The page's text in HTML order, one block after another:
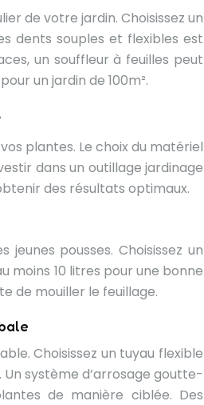
de votre jardin. Choisissez un
dents souples et flexibles est
un souffleur à feuilles peut
un jardin de 100m².
plantes. Le choix du matériel
dans un outillage jardinage
des résultats optimaux.
pousses. Choisissez un
moins 10 litres pour une bonne
de mouiller le feuillage.
Choisissez un tuyau flexible
Un système d’arrosage goutte-
de manière ciblée. Des